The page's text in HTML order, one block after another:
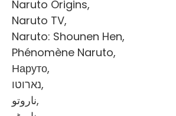
Naruto Origins,
Naruto TV,
Naruto: Shounen Hen,
Phénomène Naruto,
Наруто,
נארוטו,
ناروتو,